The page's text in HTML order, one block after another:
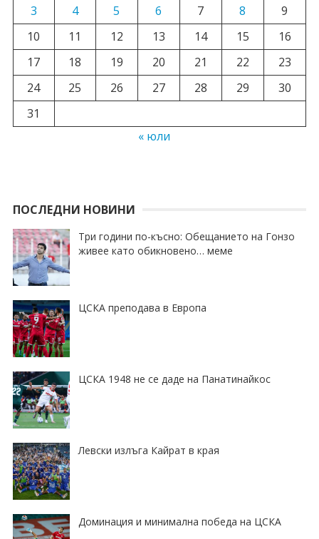
3
4 5 6 7 8
9
10
11 12 13 14 15
16
17
18 19 20 21 22
23
24
25 26 27 28 29
30
31
« юли
ПОСЛЕДНИ НОВИНИ
Три години по-късно: Обещанието на Гонзо
живее като обикновено… меме
ЦСКА преподава в Европа
ЦСКА 1948 не се даде на Панатинайкос
Левски излъга Кайрат в края
Доминация и минимална победа на ЦСКА